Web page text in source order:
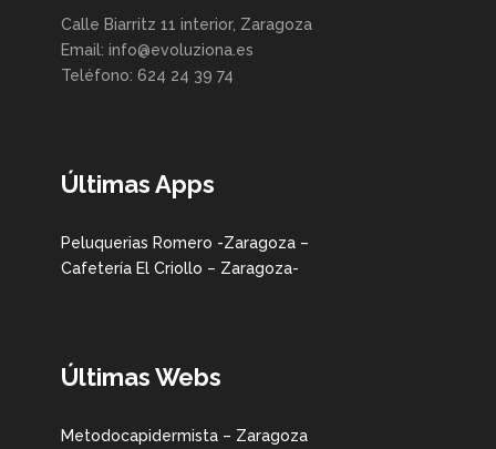
Calle Biarritz 11 interior, Zaragoza
Email: info@evoluziona.es
Teléfono: 624 24 39 74
Últimas Apps
Peluquerias Romero -Zaragoza –
Cafetería El Criollo – Zaragoza-
Últimas Webs
Metodocapidermista – Zaragoza